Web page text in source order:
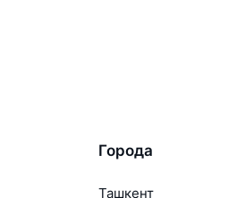
Города
Ташкент